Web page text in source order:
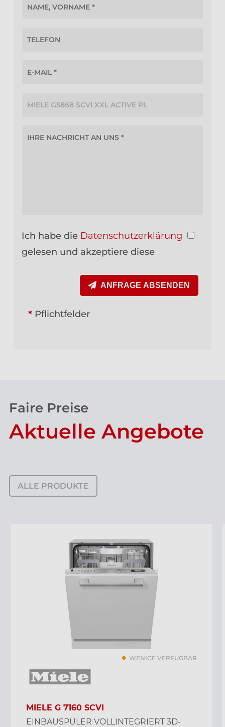
Ich habe die Datenschutzerklärung
gelesen und akzeptiere diese
ANFRAGE ABSENDEN
*Pflichtfelder
Faire Preise
Aktuelle Angebote
ALLE PRODUKTE
WENIGE VERFÜGBAR
MIELE G 7160 SCVI
EINBAUSPÜLER VOLLINTEGRIERT 3D-